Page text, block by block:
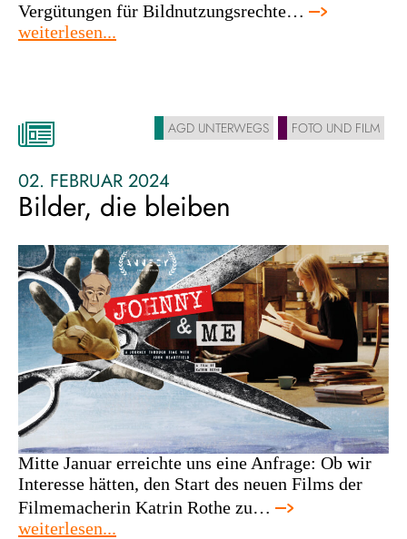
Vergütungen für Bildnutzungsrechte…
weiterlesen...
bildpreise
–
letzte
chance
zur
teilnahme
02. FEBRUAR 2024
Bilder, die bleiben
AGD UNTERWEGS FOTO UND FILM
Mitte Januar erreichte uns eine Anfrage: Ob wir
Interesse hätten, den Start des neuen Films der
Filmemacherin Katrin Rothe zu…
weiterlesen...